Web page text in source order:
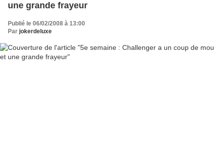
une grande frayeur
Publié le 06/02/2008 à 13:00
Par jokerdeluxe